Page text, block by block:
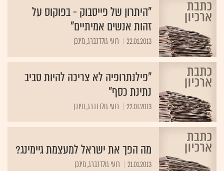
"היתרון של פייסבוק - בפוקוס על
זהות אנשים אמיתיים"
22.01.2013 רועי גולדנברג, מינכן
"פילנתרופיה לא צריכה להיות סביב
נתינת כסף"
22.01.2013 רועי גולדנברג, מינכן
מה הפך את ישראל למעצמת גיימינג?
21.01.2013 רועי גולדנברג, מינכן